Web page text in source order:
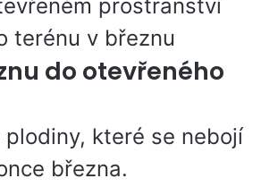
prostranství
terénu v březnu
do otevřeného
které se nebojí
března.